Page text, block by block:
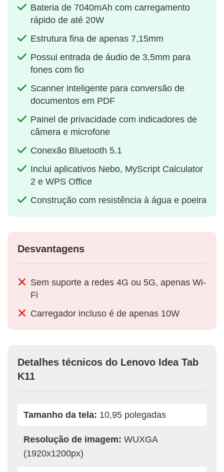
Bateria de 7040mAh com carregamento
rápido de até 20W
Estrutura fina de apenas 7,15mm
Possui entrada de áudio de 3,5mm para
fones com fio
Scanner inteligente para conversão de
documentos em PDF
Painel de privacidade com indicadores de
câmera e microfone
Conexão Bluetooth 5.1
Inclui aplicativos Nebo, MyScript Calculator
2 e WPS Office
Construção com resistência à água e poeira
Desvantagens
Sem suporte a redes 4G ou 5G, apenas Wi-
Fi
Carregador incluso é de apenas 10W
Detalhes técnicos do Lenovo Idea Tab
K11
Tamanho da tela: 10,95 polegadas
Resolução de imagem: WUXGA
(1920x1200px)